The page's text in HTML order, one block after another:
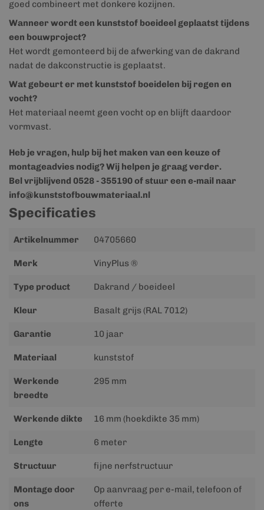
goed combineert met donkere kozijnen.
Wanneer wordt een kunststof boeideel geplaatst tijdens
een bouwproject?
Het wordt gemonteerd bij de afwerking van de dakrand
nadat de dakconstructie is geplaatst.
Wat gebeurt er met kunststof boeidelen bij regen en
vocht?
Het materiaal neemt geen vocht op en blijft daardoor
vormvast.
Heb je vragen, hulp bij het maken van een keuze of
montageadvies nodig? Wij helpen je graag verder.
Bel vrijblijvend 0528 - 355190 of stuur een e-mail naar
info@kunststofbouwmateriaal.nl
Specificaties
Meer
Artikelnummer 04705660
Merk VinyPlus ®
Type product Dakrand / boeideel
Kleur Basalt grijs (RAL 7012)
Garantie 10 jaar
Materiaal kunststof
Werkende
breedte
295 mm
Werkende dikte 16 mm (hoekdikte 35 mm)
Lengte 6 meter
Structuur fijne nerfstructuur
Montage door
ons
Op aanvraag per e-mail, telefoon of
offerte